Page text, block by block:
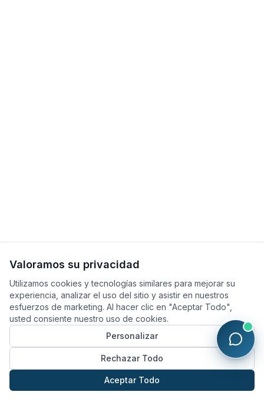
Valoramos su privacidad
Utilizamos cookies y tecnologías similares para mejorar su
experiencia, analizar el uso del sitio y asistir en nuestros
esfuerzos de marketing. Al hacer clic en "Aceptar Todo",
usted consiente nuestro uso de cookies.
Personalizar
Rechazar Todo
Aceptar Todo